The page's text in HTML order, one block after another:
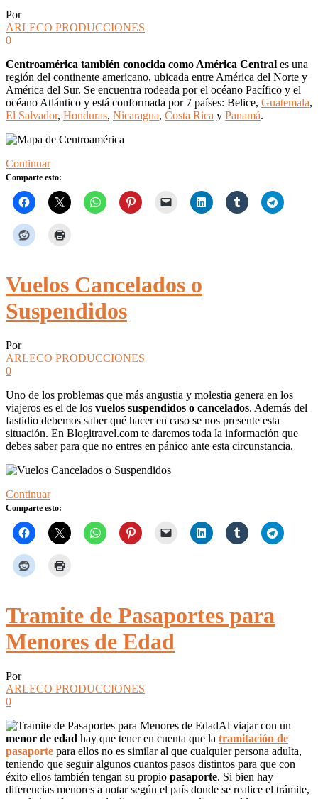
Por
ARLECO PRODUCCIONES
0
Centroamérica también conocida como América Central es una
región del continente americano, ubicada entre América del Norte y
América del Sur. Se encuentra rodeada por el océano Pacífico y el
océano Atlántico y está conformada por 7 países: Belice, Guatemala,
El Salvador, Honduras, Nicaragua, Costa Rica y Panamá.
Continuar
Comparte esto:
Vuelos Cancelados o
Suspendidos
Por
ARLECO PRODUCCIONES
0
Uno de los problemas que más angustia y molestia genera en los
viajeros es el de los vuelos suspendidos o cancelados. Además del
fastidio debemos saber qué hacer en caso se nos presente esta
situación. En Blogitravel.com te daremos toda la información que
debes saber para que no entres en pánico ante esta circunstancia.
Continuar
Comparte esto:
Tramite de Pasaportes para
Menores de Edad
Por
ARLECO PRODUCCIONES
0
Al viajar con un
menor de edad hay que tener en cuenta que la tramitación de
pasaporte para ellos no es similar al que cualquier persona adulta,
teniendo que seguir algunos cuantos pasos distintos para que con
éxito ellos también tengan su propio pasaporte. Si bien hay
diferencias menores a notar según el país donde se realice el trámite,